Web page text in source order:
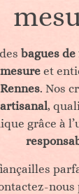
bagues
et
. Nos
,
grâce à